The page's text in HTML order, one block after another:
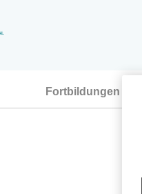
Fortbildungen